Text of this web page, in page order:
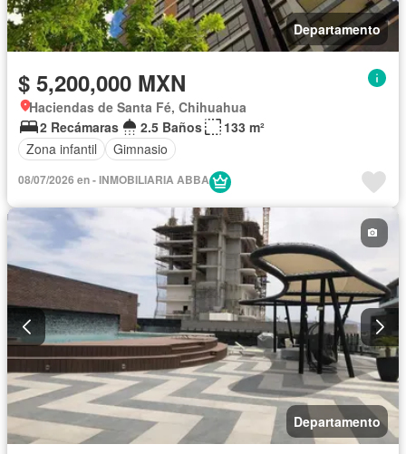
Departamento
$ 5,200,000 MXN
Haciendas de Santa Fé, Chihuahua
2 Recámaras
2.5 Baños
133 m²
Zona infantil
Gimnasio
08/07/2026 en - INMOBILIARIA ABBA
Departamento